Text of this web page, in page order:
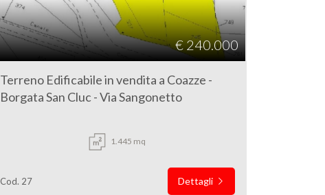
€ 240.000
Terreno Edificabile in vendita a Coazze -
Borgata San Cluc - Via Sangonetto
1.445 mq
Cod. 27 Dettagli